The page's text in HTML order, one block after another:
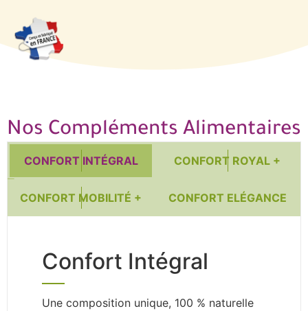
Nos Compléments Alimentaires
CONFORT INTÉGRAL CONFORT ROYAL +
CONFORT MOBILITÉ + CONFORT ELÉGANCE
Confort Intégral
Une composition unique, 100 % naturelle